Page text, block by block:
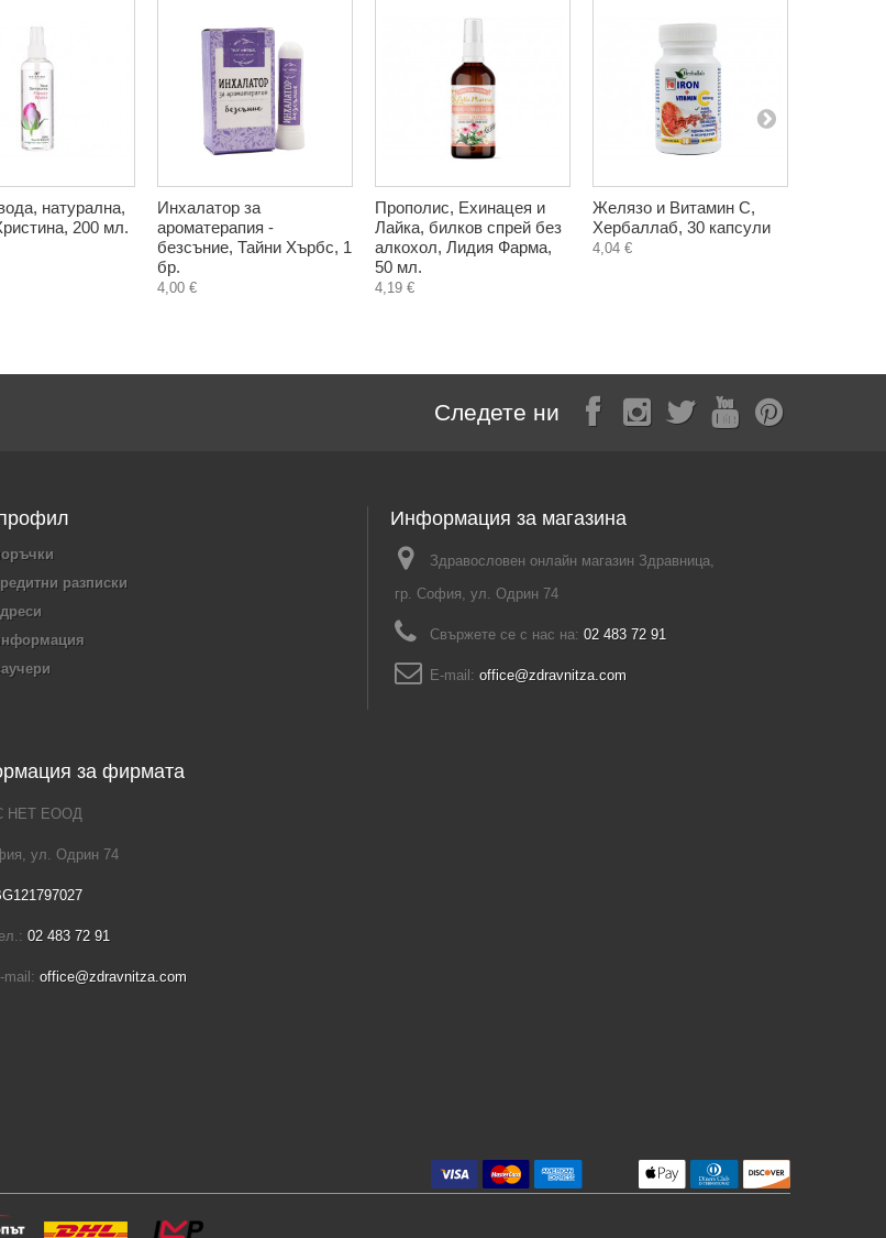
натурална,
200 мл.
Инхалатор за
ароматерапия -
безсъние, Тайни Хърбс, 1
бр.
4,00 €
Прополис, Ехинацея и
Лайка, билков спрей без
алкохол, Лидия Фарма,
50 мл.
4,19 €
Желязо и Витамин С,
Хербаллаб, 30 капсули
4,04 €
Следете ни
разписки
Информация за магазина
Здравословен онлайн магазин Здравница,
гр. София, ул. Одрин 74
Свържете се с нас на: 02 483 72 91
E-mail: office@zdravnitza.com
за фирмата
НЕТ ЕООД
ул. Одрин 74
02 483 72 91
mail: office@zdravnitza.com